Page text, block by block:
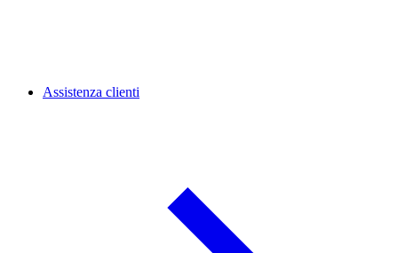
Assistenza clienti